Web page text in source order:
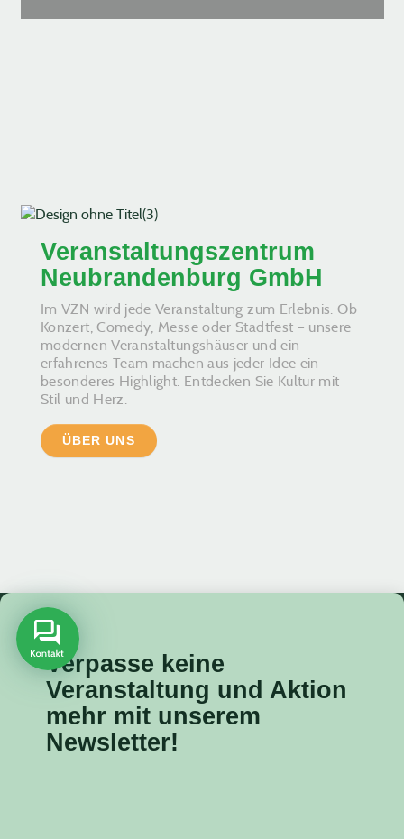
Veranstaltungszentrum
Neubrandenburg GmbH
Im VZN wird jede Veranstaltung zum Erlebnis. Ob
Konzert, Comedy, Messe oder Stadtfest – unsere
modernen Veranstaltungshäuser und ein
erfahrenes Team machen aus jeder Idee ein
besonderes Highlight. Entdecken Sie Kultur mit
Stil und Herz.
ÜBER UNS
Verpasse keine
Veranstaltung und Aktion
mehr mit unserem
Newsletter!